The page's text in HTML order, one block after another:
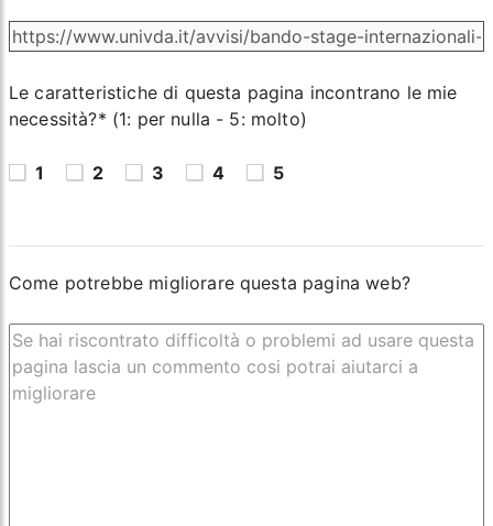
Le caratteristiche di questa pagina incontrano le mie
necessità?* (1: per nulla - 5: molto)
1 2 3 4 5
Come potrebbe migliorare questa pagina web?